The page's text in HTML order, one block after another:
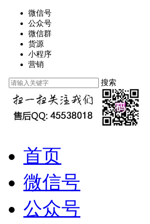
微信号
公众号
微信群
货源
小程序
营销
搜索
首页
微信号
公众号